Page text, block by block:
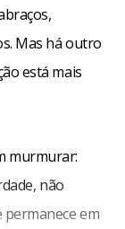
Mas há outro
está mais
murmurar:
não
permanece em